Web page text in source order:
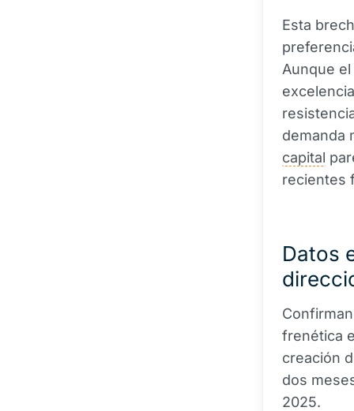
Esta
Aunque
demanda
capital
recientes
Datos
frenética
creación
dos
2025.